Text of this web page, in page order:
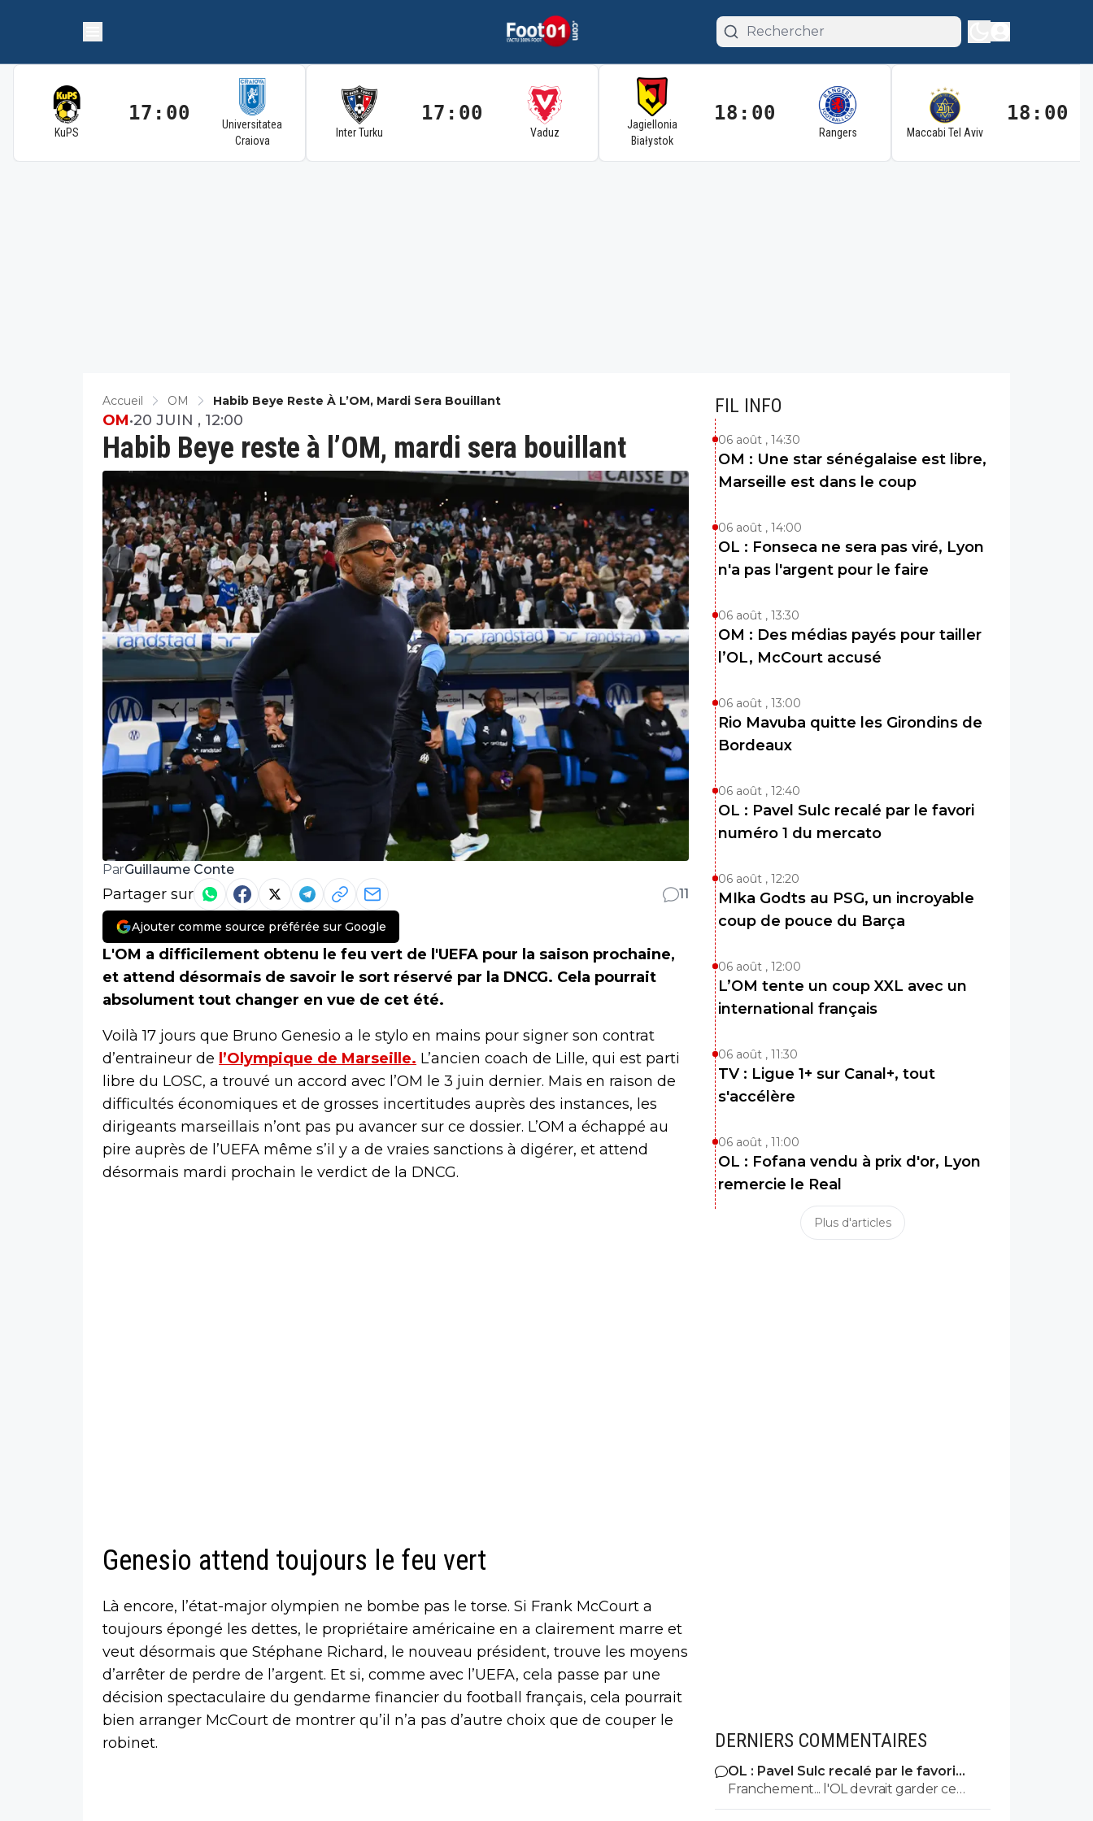
KuPS
17:00
Universitatea
Craiova
Inter Turku
17:00
Vaduz
Jagiellonia
Białystok
18:00
Rangers Maccabi Tel Aviv
18:00
Accueil OM Habib Beye Reste À L’OM, Mardi Sera Bouillant
Habib Beye reste à l’OM, mardi sera bouillant
OM•20 JUIN , 12:00
ParGuillaume Conte
Partager sur 11
Ajouter comme source préférée sur Google
L'OM a difficilement obtenu le feu vert de l'UEFA pour la saison prochaine,
et attend désormais de savoir le sort réservé par la DNCG. Cela pourrait
absolument tout changer en vue de cet été.
Voilà 17 jours que Bruno Genesio a le stylo en mains pour signer son contrat
d’entraineur de l’Olympique de Marseille. L’ancien coach de Lille, qui est parti
libre du LOSC, a trouvé un accord avec l’OM le 3 juin dernier. Mais en raison de
difficultés économiques et de grosses incertitudes auprès des instances, les
dirigeants marseillais n’ont pas pu avancer sur ce dossier. L’OM a échappé au
pire auprès de l’UEFA même s’il y a de vraies sanctions à digérer, et attend
désormais mardi prochain le verdict de la DNCG.
Genesio attend toujours le feu vert
Là encore, l’état-major olympien ne bombe pas le torse. Si Frank McCourt a
toujours épongé les dettes, le propriétaire américaine en a clairement marre et
veut désormais que Stéphane Richard, le nouveau président, trouve les moyens
d’arrêter de perdre de l’argent. Et si, comme avec l’UEFA, cela passe par une
décision spectaculaire du gendarme financier du football français, cela pourrait
bien arranger McCourt de montrer qu’il n’a pas d’autre choix que de couper le
robinet.
FIL INFO
06 août , 14:30
OM : Une star sénégalaise est libre,
Marseille est dans le coup
06 août , 14:00
OL : Fonseca ne sera pas viré, Lyon
n'a pas l'argent pour le faire
06 août , 13:30
OM : Des médias payés pour tailler
l’OL, McCourt accusé
06 août , 13:00
Rio Mavuba quitte les Girondins de
Bordeaux
06 août , 12:40
OL : Pavel Sulc recalé par le favori
numéro 1 du mercato
06 août , 12:20
MIka Godts au PSG, un incroyable
coup de pouce du Barça
06 août , 12:00
L’OM tente un coup XXL avec un
international français
06 août , 11:30
TV : Ligue 1+ sur Canal+, tout
s'accélère
06 août , 11:00
OL : Fofana vendu à prix d'or, Lyon
remercie le Real
Plus d'articles
DERNIERS COMMENTAIRES
OL : Pavel Sulc recalé par le favori
numéro 1 du mercato
Franchement... l'OL devrait garder ce
joueur.